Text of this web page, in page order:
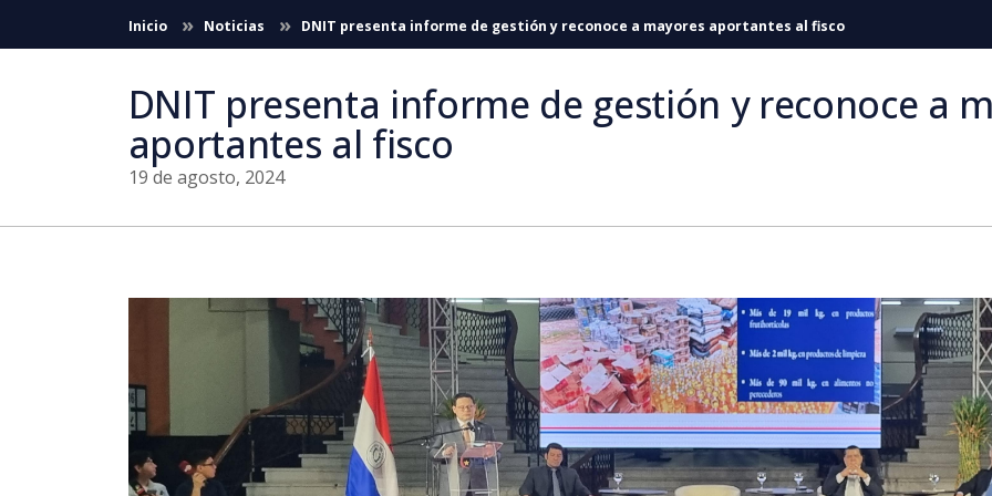
Saltar al contenido principal
Inicio Noticias DNIT presenta informe de gestión y reconoce a mayores aportantes al fisco
DNIT presenta informe de gestión y reconoce a
aportantes al fisco
19 de agosto, 2024